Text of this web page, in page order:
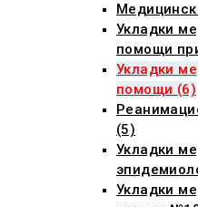
Укладки
помощи
Укладки
помощи (6)
(5)
Укладки
Укладки